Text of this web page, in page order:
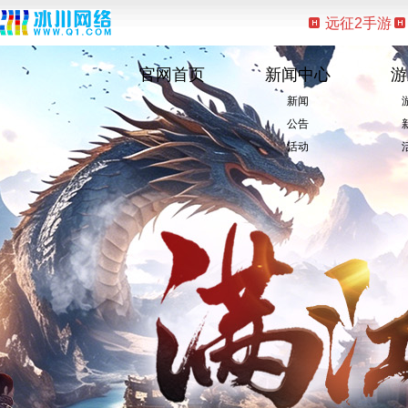
远征2手游
官网首页 新闻中心
新闻
公告
活动